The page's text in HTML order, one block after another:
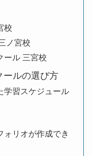
校
ノ宮校
ール 三宮校
ールの選び方
学習スケジュール
ォリオが作成でき